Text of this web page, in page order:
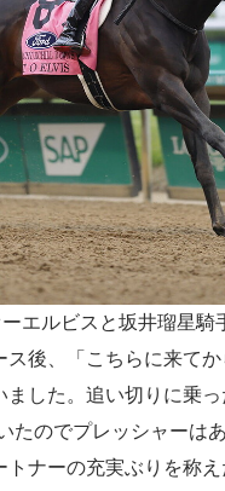
エルビスと坂井瑠星騎
後、「こちらに来て
した。追い切りに乗
たのでプレッシャーは
ナーの充実ぶりを称え